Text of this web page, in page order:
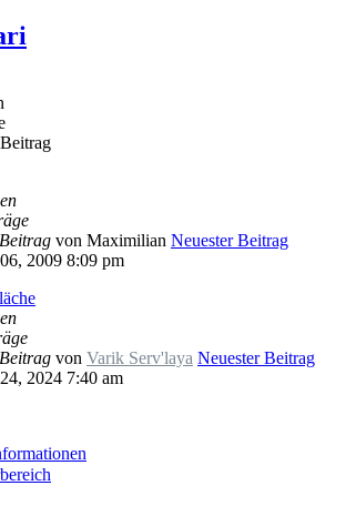
von Maximilian Neuester Beitrag
2009 8:09 pm
von Varik Serv'laya Neuester Beitrag
2024 7:40 am